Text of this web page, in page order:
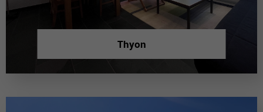
Thyon